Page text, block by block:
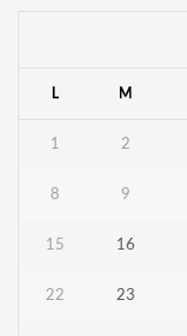
L M
1 2
8 9
15 16
22 23